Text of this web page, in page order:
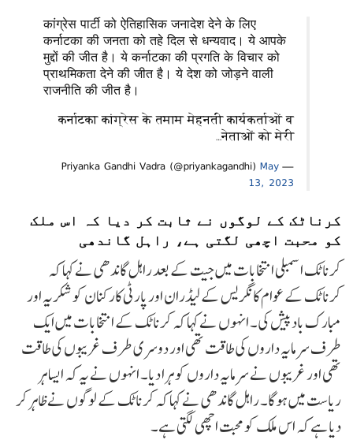
कांग्रेस पार्टी को ऐतिहासिक जनादेश देने के लिए
कर्नाटका की जनता को तहे दिल से धन्यवाद। ये आपके
मुद्दों की जीत है। ये कर्नाटका की प्रगति के विचार को
प्राथमिकता देने की जीत है। ये देश को जोड़ने वाली
राजनीति की जीत है।
कर्नाटका कांग्रेस के तमाम मेहनती कार्यकर्ताओं व
नेताओं को मेरी…
— Priyanka Gandhi Vadra (@priyankagandhi)
May
13, 2023
کرناٹک کے لوگوں نے ثابت کر دیا کہ اس ملک
کو محبت اچھی لگتی ہے، راہل گاندھی
کرناٹک اسمبلی انتخابات میں جیت کے بعد راہل گاندھی نے کہا کہ
کرناٹک کے عوام کانگریس کے لیڈران اور پارٹی کارکنان کو شکریہ اور
مبارک باد پیش کی۔ انہوں نے کہا کہ کرناٹک کے انتخابات میں ایک
طرف سرمایہ داروں کی طاقت تھی اور دوسری طرف غریبوں کی طاقت
تھی اور غریبوں نے سرمایہ داروں کو ہرا دیا۔ انہوں نے یہ کہ ایسا ہر
ریاست میں ہوگا۔ راہل گاندھی نے کہا کہ کرناٹک کے لوگوں نے ظاہر کر
دیا ہے کہ اس ملک کو محبت اچھی لگتی ہے۔